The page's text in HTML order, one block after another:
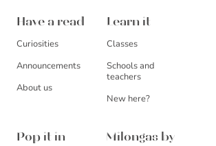
Have a read
Curiosities
Announcements
About us
Learn it
Classes
Schools and
teachers
New here?
Pop it in
Milongas by